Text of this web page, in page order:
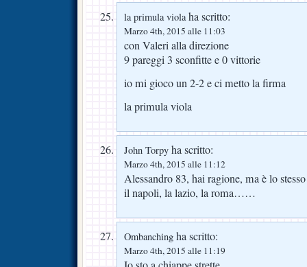
la primula violaha scritto:
Marzo 4th, 2015 alle 11:03
con Valeri alla direzione
9 pareggi 3 sconfitte e 0 vittorie
io mi gioco un 2-2 e ci metto la firma
la primula viola
John Torpy ha scritto:
Marzo 4th, 2015 alle 11:12
Alessandro 83, hai ragione, ma è lo
il napoli, la lazio, la roma……
Ombanching ha scritto:
Marzo 4th, 2015 alle 11:19